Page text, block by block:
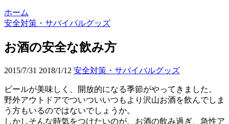
ホーム
安全対策・サバイバルグッズ
お酒の安全な飲み方
2015/7/31 2018/1/12 安全対策・サバイバルグッズ
ビールが美味しく、開放的になる季節がやってきました。
野外アウトドアでついついいつもより沢山お酒を飲んでしま
う方もいるのではないでしょうか。
しかしそんな時気をつけたいのが、お酒の飲み過ぎ、急性ア